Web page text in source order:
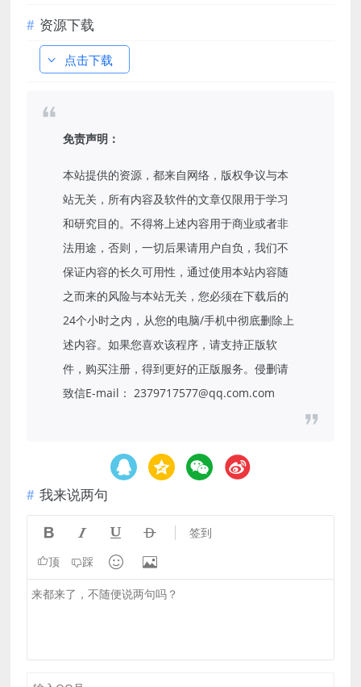
资源下载
点击下载
免责声明：
本站提供的资源，都来自网络，版权争议与本
站无关，所有内容及软件的文章仅限用于学习
和研究目的。不得将上述内容用于商业或者非
法用途，否则，一切后果请用户自负，我们不
保证内容的长久可用性，通过使用本站内容随
之而来的风险与本站无关，您必须在下载后的
24个小时之内，从您的电脑/手机中彻底删除上
述内容。如果您喜欢该程序，请支持正版软
件，购买注册，得到更好的正版服务。侵删请
致信E-mail： 2379717577@qq.com.com
我来说两句
    签到
顶 踩  